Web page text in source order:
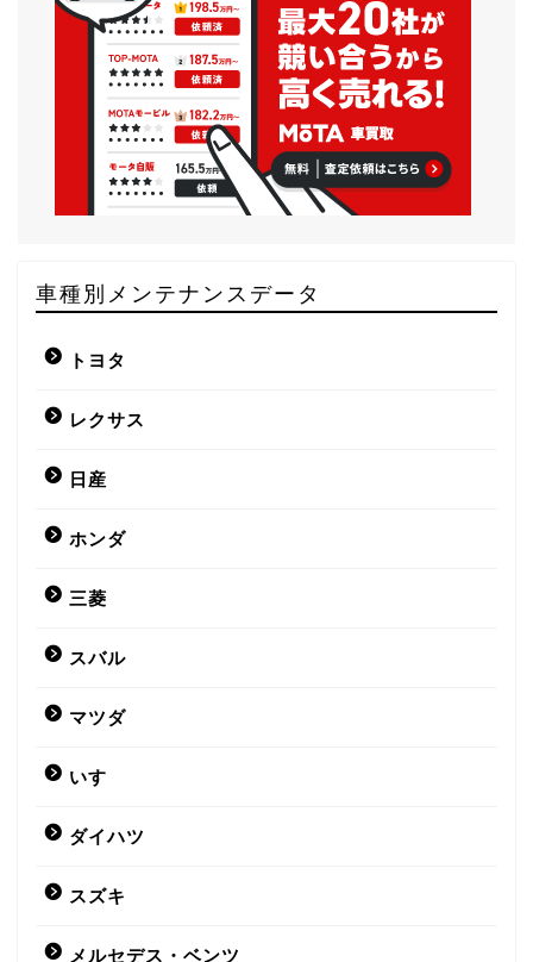
車種別メンテナンスデータ
トヨタ
レクサス
日産
ホンダ
三菱
スバル
マツダ
いすゞ
ダイハツ
スズキ
メルセデス・ベンツ